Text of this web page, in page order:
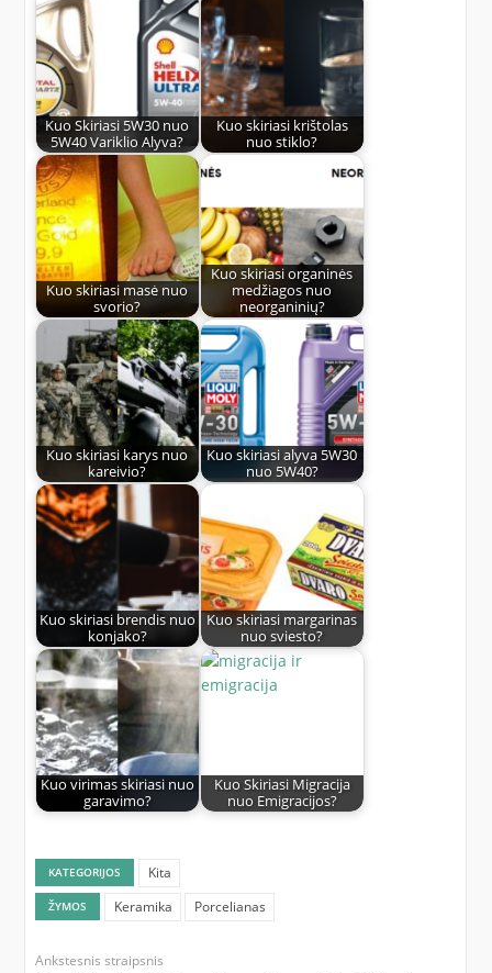
Kuo Skiriasi 5W30 nuo
5W40 Variklio Alyva?
Kuo skiriasi krištolas
nuo stiklo?
Kuo skiriasi masė nuo
svorio?
Kuo skiriasi organinės
medžiagos nuo
neorganinių?
Kuo skiriasi karys nuo
kareivio?
Kuo skiriasi alyva 5W30
nuo 5W40?
Kuo skiriasi brendis nuo
konjako?
Kuo skiriasi margarinas
nuo sviesto?
Kuo virimas skiriasi nuo
garavimo?
Kuo Skiriasi Migracija
nuo Emigracijos?
KATEGORIJOS Kita
ŽYMOS Keramika Porcelianas
Ankstesnis straipsnis